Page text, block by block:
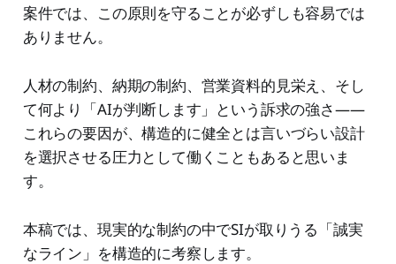
案件では、この原則を守ることが必ずしも容易では
ありません。
人材の制約、納期の制約、営業資料的見栄え、そし
て何より「AIが判断します」という訴求の強さ——
これらの要因が、構造的に健全とは言いづらい設計
を選択させる圧力として働くこともあると思いま
す。
本稿では、現実的な制約の中でSIが取りうる「誠実
なライン」を構造的に考察します。